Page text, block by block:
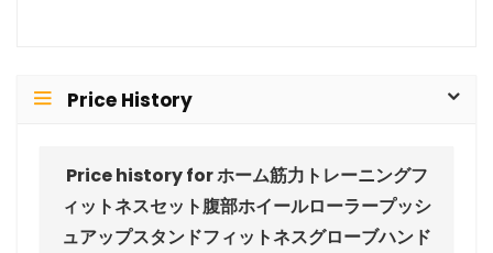
Price History
Price history for ホーム筋力トレーニングフ
ィットネスセット腹部ホイールローラープッシ
ュアップスタンドフィットネスグローブハンド